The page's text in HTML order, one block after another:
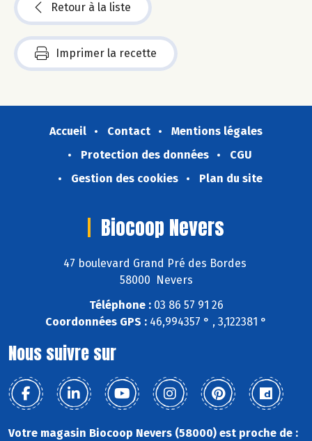
Retour à la liste
Imprimer la recette
Accueil Contact
Mentions légales
Protection des données
CGU
Gestion des cookies
Plan du site
Biocoop Nevers
47 boulevard Grand Pré des Bordes
58000 Nevers
Téléphone :03 86 57 91 26
Coordonnées GPS : 46,994357 ° , 3,122381 °
Nous suivre sur
Votre magasin Biocoop Nevers (58000) est proche de :